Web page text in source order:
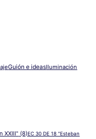
Guión e ideasIluminación
XXIII" (8)EC 30 DE 18 "Esteban